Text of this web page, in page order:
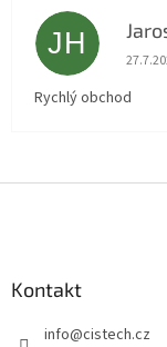
JH
Rychlý obchod
Kontakt
info@cistech.cz